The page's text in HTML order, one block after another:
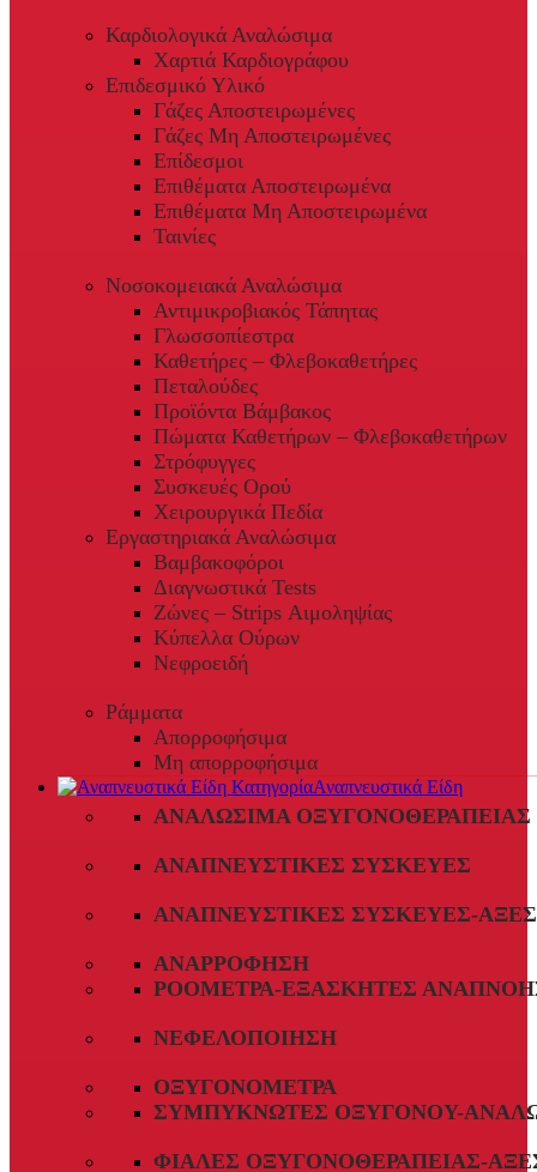
Καρδιολογικά Αναλώσιμα
Χαρτιά Καρδιογράφου
Επιδεσμικό Υλικό
Γάζες Αποστειρωμένες
Γάζες Μη Αποστειρωμένες
Επίδεσμοι
Επιθέματα Αποστειρωμένα
Επιθέματα Μη Αποστειρωμένα
Ταινίες
Νοσοκομειακά Αναλώσιμα
Αντιμικροβιακός Τάπητας
Γλωσσοπίεστρα
Καθετήρες – Φλεβοκαθετήρες
Πεταλούδες
Προϊόντα Βάμβακος
Πώματα Καθετήρων – Φλεβοκαθετήρων
Στρόφυγγες
Συσκευές Ορού
Χειρουργικά Πεδία
Εργαστηριακά Αναλώσιμα
Βαμβακοφόροι
Διαγνωστικά Tests
Ζώνες – Strips Αιμοληψίας
Κύπελλα Ούρων
Νεφροειδή
Ράμματα
Απορροφήσιμα
Μη απορροφήσιμα
Αναπνευστικά Είδη
ΑΝΑΛΏΣΙΜΑ ΟΞΥΓΟΝΟΘΕΡΑΠΕΊΑΣ
ΑΝΑΠΝΕΥΣΤΙΚΈΣ ΣΥΣΚΕΥΈΣ
ΑΝΑΠΝΕΥΣΤΙΚΈΣ ΣΥΣΚΕΥΈΣ-
ΑΝΑΡΡΌΦΗΣΗ
ΡΟΌΜΕΤΡΑ-ΕΞΑΣΚΗΤΈΣ
ΝΕΦΕΛΟΠΟΊΗΣΗ
ΟΞΥΓΟΝΌΜΕΤΡΑ
ΣΥΜΠΥΚΝΩΤΈΣ ΟΞΥΓΌΝΟΥ-
ΦΙΆΛΕΣ ΟΞΥΓΟΝΟΘΕΡΑΠΕΊΑΣ-